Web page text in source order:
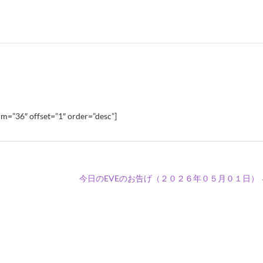
offset=”1″ order=”desc”]
今日のEVEのお告げ（２０２６年０５月０１日）